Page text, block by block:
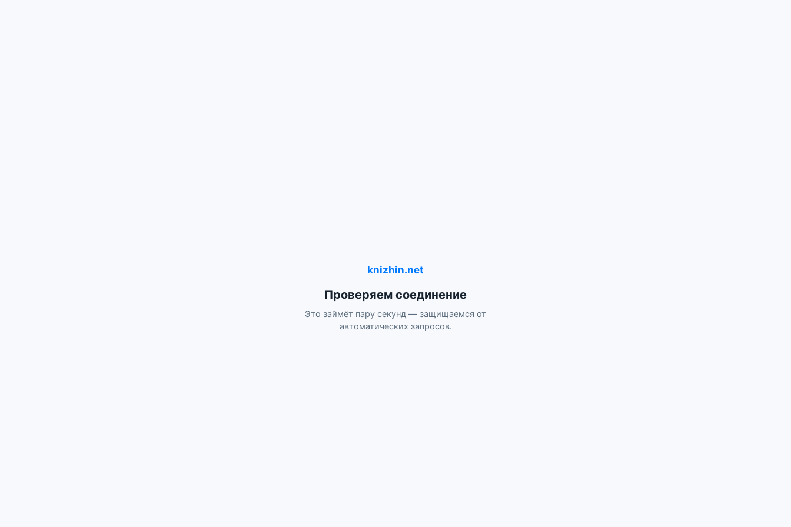
knizhin.net
Проверяем соединение
Это займёт пару секунд — защищаемся от
автоматических запросов.